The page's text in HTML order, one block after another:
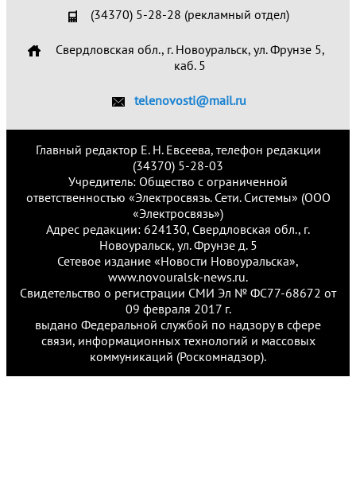
(34370) 5-28-28 (рекламный отдел)
Свердловская обл., г. Новоуральск, ул. Фрунзе 5,
каб. 5
telenovosti@mail.ru
Главный редактор Е. Н. Евсеева, телефон редакции
(34370) 5-28-03
Учредитель: Общество с ограниченной
ответственностью «Электросвязь. Сети. Системы» (ООО
«Электросвязь»)
Адрес редакции: 624130, Свердловская обл., г.
Новоуральск, ул. Фрунзе д. 5
Сетевое издание «Новости Новоуральска»,
www.novouralsk-news.ru.
Свидетельство о регистрации СМИ Эл № ФС77-68672 от
09 февраля 2017 г.
выдано Федеральной службой по надзору в сфере
связи, информационных технологий и массовых
коммуникаций (Роскомнадзор).